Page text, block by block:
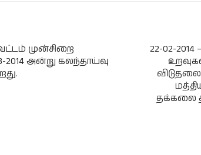
முன்சிறை
2014 அன்று கலந்தாய்வு
22-02-
தக்கலை